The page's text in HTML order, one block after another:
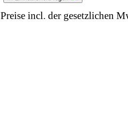
Preise incl. der gesetzlichen